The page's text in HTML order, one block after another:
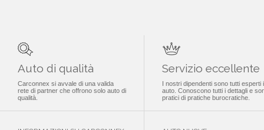
Auto di qualità
Carconnex si avvale di una valida
rete di partner che offrono solo auto di
qualità.
Servizio eccellente
I nostri dipendenti sono tutti esperti
auto. Conoscono tutti i dettagli e
pratici di pratiche burocratiche.